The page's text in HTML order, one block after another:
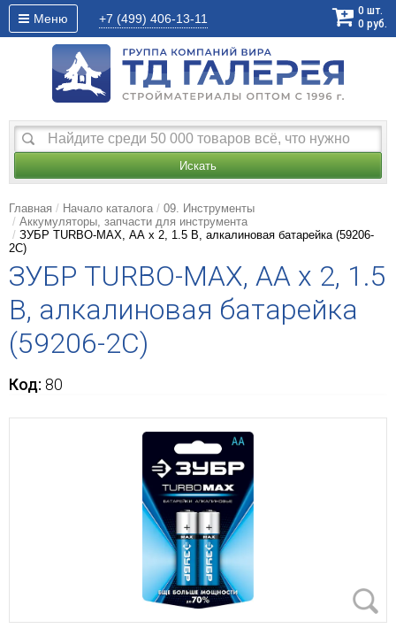
Меню +7 (499) 406-13-11
0 шт.
0 руб.
Искать
Главная Начало каталога
09. Инструменты
Аккумуляторы, запчасти для инструмента
ЗУБР TURBO-MAX, АА х 2, 1.5 В, алкалиновая батарейка (59206-
2C)
ЗУБР TURBO-MAX, АА х 2, 1.5
В, алкалиновая батарейка
(59206-2C)
Код: 80